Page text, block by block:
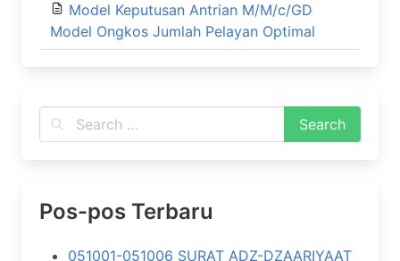
Model Keputusan Antrian M/M/c/GD
Model Ongkos Jumlah Pelayan Optimal
Pos-pos Terbaru
051001-051006 SURAT ADZ-DZAARIYAAT